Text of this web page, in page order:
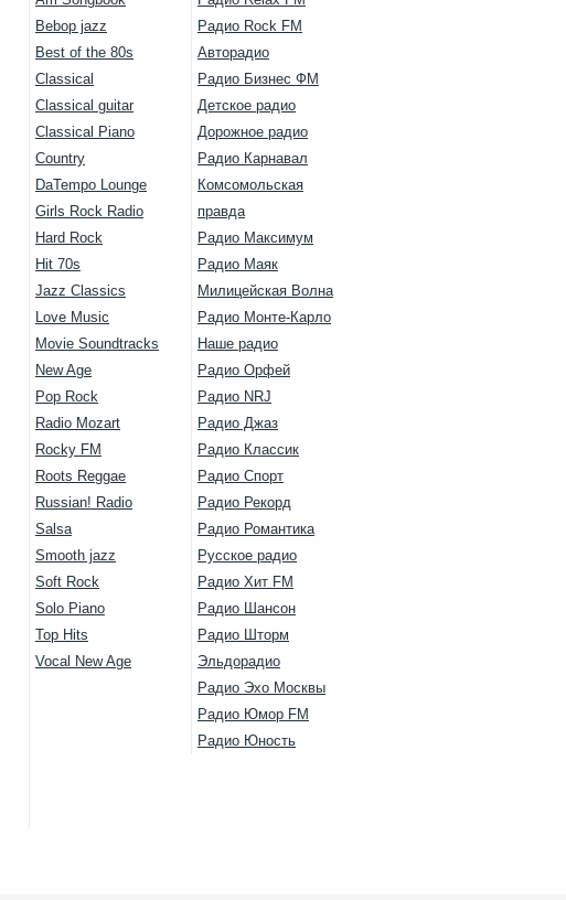
Bebop jazz
Best of the 80s
Classical
Classical guitar
Classical Piano
Country
DaTempo Lounge
Girls Rock Radio
Hard Rock
Hit 70s
Jazz Classics
Love Music
Movie Soundtracks
New Age
Pop Rock
Radio Mozart
Rocky FM
Roots Reggae
Russian! Radio
Salsa
Smooth jazz
Soft Rock
Solo Piano
Top Hits
Vocal New Age
Радио Rock FM
Авторадио
Радио Бизнес ФМ
Детское радио
Дорожное радио
Радио Карнавал
Комсомольская
правда
Радио Максимум
Радио Маяк
Милицейская Волна
Радио Монте-Карло
Наше радио
Радио Орфей
Радио NRJ
Радио Джаз
Радио Классик
Радио Спорт
Радио Рекорд
Радио Романтика
Русское радио
Радио Хит FM
Радио Шансон
Радио Шторм
Эльдорадио
Радио Эхо Москвы
Радио Юмор FM
Радио Юность